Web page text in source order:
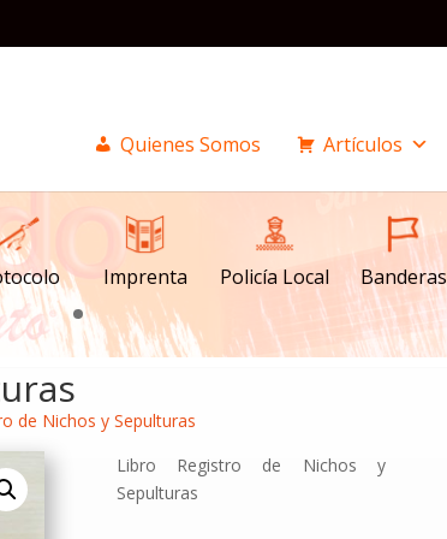
Quienes Somos Artículos
Imprenta Policía Local Banderas
de Nichos y Sepulturas
Libro Registro de Nichos y
Sepulturas